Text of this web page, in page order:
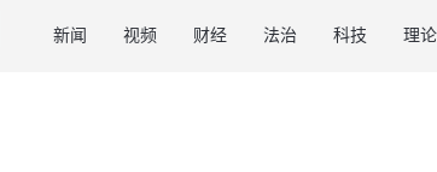
新闻 视频 财经 法治 科技 理论